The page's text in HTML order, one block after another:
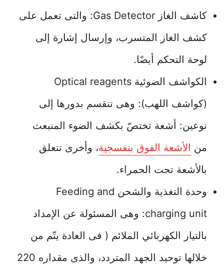
كاشف الغاز Gas Detector: والتى تعمل على
كشف الغاز المتسرب، وإرسال إشارة إلى
لوحة التحكم أيضًا.
الكواشف الضوئية Optical reagents
(كواشف اللهب): وهى تنقسم بدورها إلى
نوعين: أشعة تختصّ بكشف الضوء المنبعث
من الأشعة الفوق بنفسجية، وأخرى تتعلق
بالأشعة تحت الحمراء.
وحدة التغذية والشحن Feeding and
charging unit: وهى المسئولة عن الإمداد
بالتيار الكهربائي الملائم ( فى العادة يتّم من
خلالها توحيد الجهد المتردد، والذى مقداره 220